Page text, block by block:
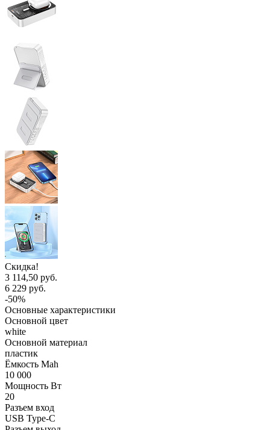
Скидка!
3 114,50 руб.
6 229 руб.
-50%
Основные характеристики
Основной цвет
white
Основной материал
пластик
Ёмкость Mah
10 000
Мощность Вт
20
Разъем вход
USB Type-C